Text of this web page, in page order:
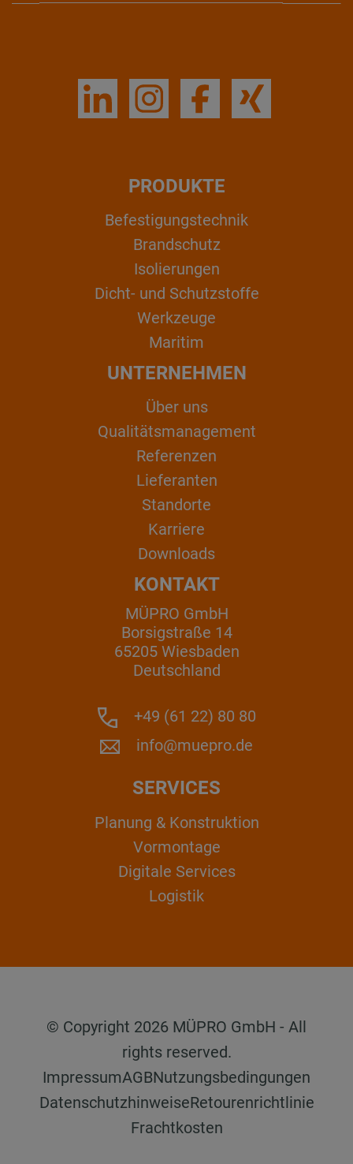
PRODUKTE
Befestigungstechnik
Brandschutz
Isolierungen
Dicht- und Schutzstoffe
Werkzeuge
Maritim
UNTERNEHMEN
Über uns
Qualitätsmanagement
Referenzen
Lieferanten
Standorte
Karriere
Downloads
KONTAKT
MÜPRO GmbH
Borsigstraße 14
65205 Wiesbaden
Deutschland
+49 (61 22) 80 80
info@muepro.de
SERVICES
Planung & Konstruktion
Vormontage
Digitale Services
Logistik
© Copyright 2026 MÜPRO GmbH - All
rights reserved.
ImpressumAGBNutzungsbedingungen
DatenschutzhinweiseRetourenrichtlinie
Frachtkosten